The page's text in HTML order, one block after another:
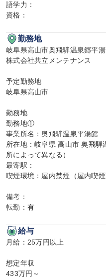
語学力：
資格：
勤務地
岐阜県高山市奥飛騨温泉郷平
株式会社共立メンテナンス
予定勤務地
岐阜県高山市
勤務地
勤務地①
事業所名：奥飛騨温泉平湯館
所在地：岐阜県 高山市 奥飛
所によって異なる）
最寄駅：
喫煙環境：屋内禁煙（屋内喫煙
備考：
転勤：有
給与
月給：25万円以上
想定年収
433万円～